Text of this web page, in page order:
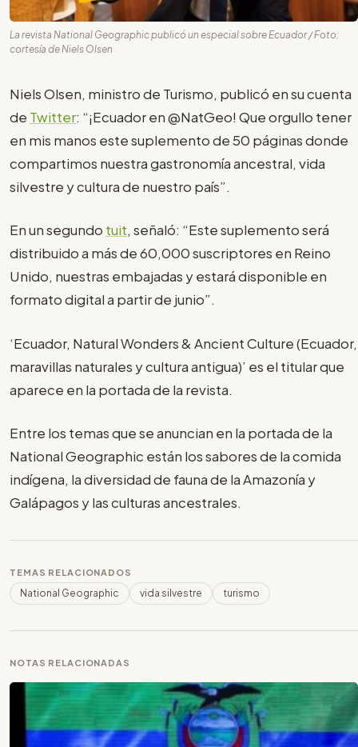
La revista National Geographic publicó un especial sobre Ecuador / Foto:
cortesía de Niels Olsen
Niels Olsen, ministro de Turismo, publicó en su cuenta
de Twitter: “¡Ecuador en @NatGeo! Que orgullo tener
en mis manos este suplemento de 50 páginas donde
compartimos nuestra gastronomía ancestral, vida
silvestre y cultura de nuestro país”.
En un segundo tuit, señaló: “Este suplemento será
distribuido a más de 60,000 suscriptores en Reino
Unido, nuestras embajadas y estará disponible en
formato digital a partir de junio”.
‘Ecuador, Natural Wonders & Ancient Culture (Ecuador,
maravillas naturales y cultura antigua)’ es el titular que
aparece en la portada de la revista.
Entre los temas que se anuncian en la portada de la
National Geographic están los sabores de la comida
indígena, la diversidad de fauna de la Amazonía y
Galápagos y las culturas ancestrales.
TEMAS RELACIONADOS
National Geographic vida silvestre turismo
NOTAS RELACIONADAS